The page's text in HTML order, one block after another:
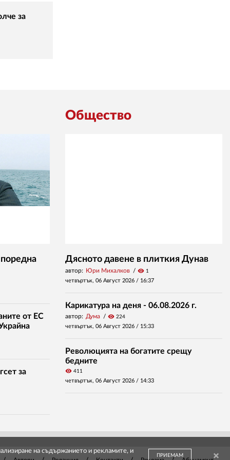
за
от ЕС
за
Общество
Дясното давене в плиткия Дунав
автор: Юри Михалков visibility 1
четвъртък, 06 Август 2026 / 16:37
Карикатура на деня - 06.08.2026 г.
автор: Дума visibility 224
четвъртък, 06 Август 2026 / 15:33
Революцията на богатите срещу
бедните
visibility 411
четвъртък, 06 Август 2026 / 14:33
на съдържанието и рекламите, и
ПРИЕМАМ